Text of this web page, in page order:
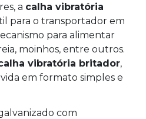
a calha vibratória
para o transportador em
para alimentar
moinhos, entre outros.
vibratória britador,
em formato simples e
com